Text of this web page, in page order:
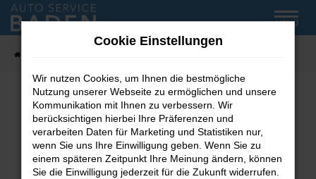
Zum
Hauptinhalt
MENÜ
Fehler: Network Error
Beim Laden ist ein Fehler aufgetreten.
Hier sind ein paar Tipps, die dir helfen können:
Cookie Einstellungen
Wir nutzen Cookies, um Ihnen die bestmögliche
Nutzung unserer Webseite zu ermöglichen und unsere
Kommunikation mit Ihnen zu verbessern. Wir
berücksichtigen hierbei Ihre Präferenzen und
verarbeiten Daten für Marketing und Statistiken nur,
wenn Sie uns Ihre Einwilligung geben. Wenn Sie zu
einem späteren Zeitpunkt Ihre Meinung ändern, können
Sie die Einwilligung jederzeit für die Zukunft widerrufen.